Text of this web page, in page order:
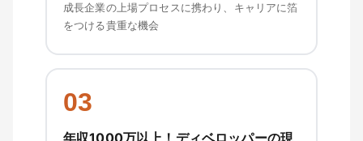
成長企業の上場プロセスに携わり、キャリアに箔
をつける貴重な機会
03
年収1000万以上！ディベロッパーの現